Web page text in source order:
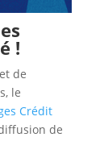
!
de
le
Crédit
de